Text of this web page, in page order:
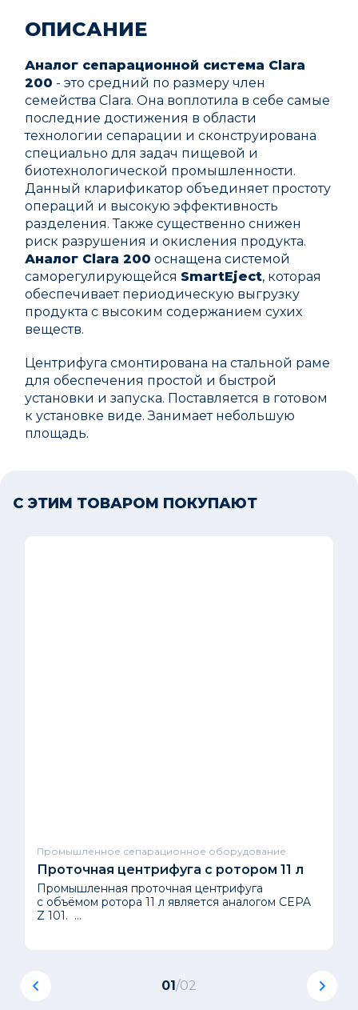
ОПИСАНИЕ
Аналог сепарационной система Clara
200 - это средний по размеру член
семейства Clara. Она воплотила в себе самые
последние достижения в области
технологии сепарации и сконструирована
специально для задач пищевой и
биотехнологической промышленности.
Данный кларификатор объединяет простоту
операций и высокую эффективность
разделения. Также существенно снижен
риск разрушения и окисления продукта.
Аналог Clara 200 оснащена системой
саморегулирующейся SmartEject, которая
обеспечивает периодическую выгрузку
продукта с высоким содержанием сухих
веществ.
Центрифуга смонтирована на стальной раме
для обеспечения простой и быстрой
установки и запуска. Поставляется в готовом
к установке виде. Занимает небольшую
площадь.
С ЭТИМ ТОВАРОМ ПОКУПАЮТ
Промышленное сепарационное оборудование
Проточная центрифуга с ротором 11 л
Промышленная проточная центрифуга
с объёмом ротора 11 л является аналогом CEPA
Z 101. ...
01/02